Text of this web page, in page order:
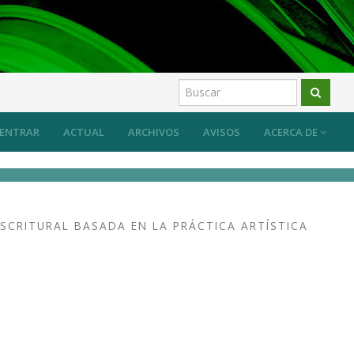
ACTUAL ARCHIVOS AVISOS ACERCA DE
ENTRAR
retos, nuevos planteamientos Open AusArt
BASADA EN LA PRÁCTICA ARTÍSTICA